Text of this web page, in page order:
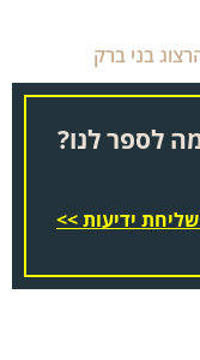
בני ברק
לספר לנו?
ידיעות >>